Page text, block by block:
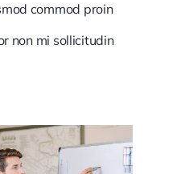
commod proin
non mi sollicitudin